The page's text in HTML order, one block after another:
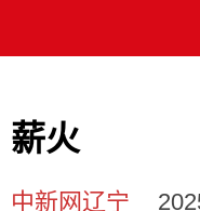
薪火
中新网辽宁